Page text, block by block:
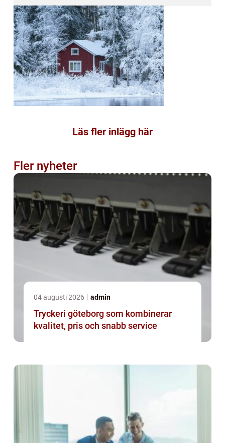
Läs fler inlägg här
Fler nyheter
04 augusti 2026 admin
Tryckeri göteborg som kombinerar
kvalitet, pris och snabb service